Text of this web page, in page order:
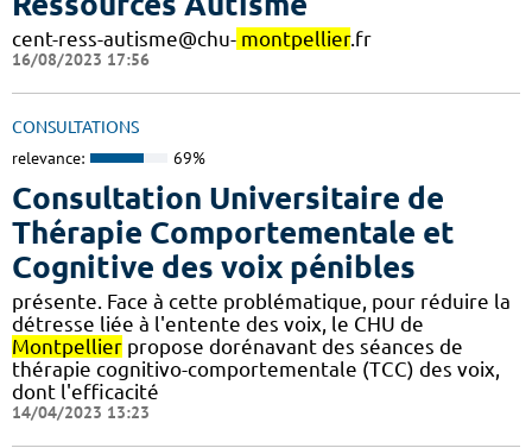
cent-ress-autisme@chu- montpellier.fr
16/08/2023 17:56
CONSULTATIONS
relevance: 69%
Consultation Universitaire de
Thérapie Comportementale et
Cognitive des voix pénibles
présente. Face à cette problématique, pour réduire la
détresse liée à l'entente des voix, le CHU de
Montpellier propose dorénavant des séances de
thérapie cognitivo-comportementale (TCC) des voix,
dont l'efficacité
14/04/2023 13:23